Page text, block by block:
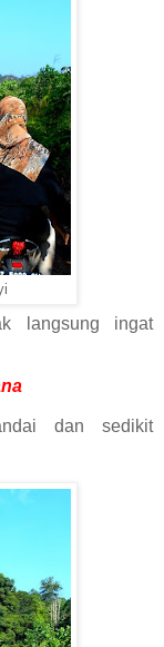
langsung ingat
dan sedikit